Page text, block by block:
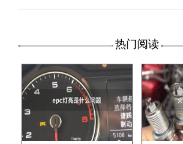
热门阅读